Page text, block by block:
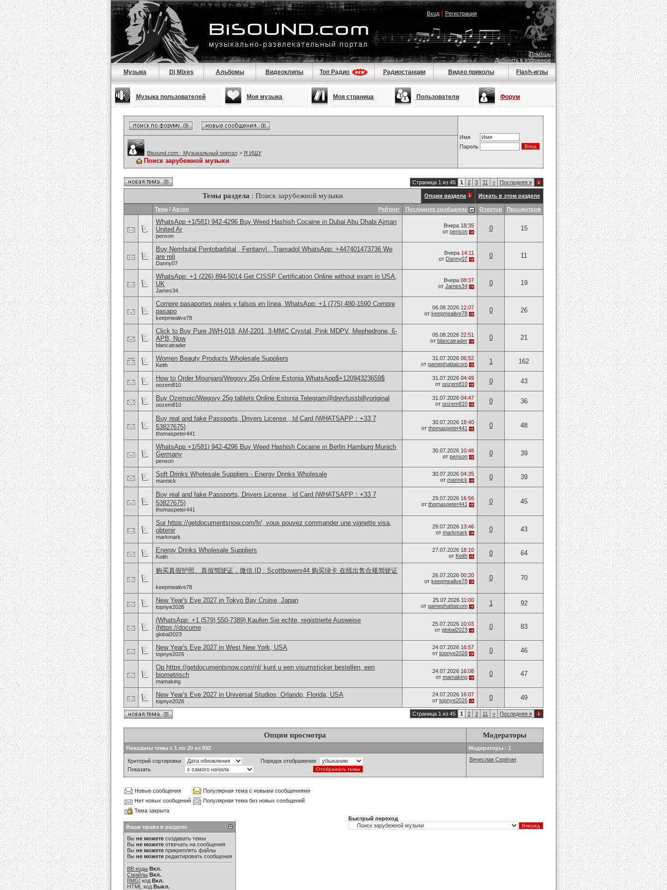
Вход| Регистрация
Помощь
Добавить в избранное
Музыка Dj Mixes Альбомы Видеоклипы Топ Радио Радиостанции Видео приколы Flash-игры
Музыка пользователей Моя музыка Моя страница Пользователи Форум
Имя
Пароль
Bisound.com - Музыкальный портал > Я ИЩУ
Поиск зарубежной музыки
Страница 1 из 45 1 2 3 11 > Последняя »
Темы раздела : Поиск зарубежной музыки Опции раздела Искать в этом разделе
Рейтинг
Тема / Автор Последнее сообщение Ответов Просмотров
WhatsApp +1(581) 942-4296 Buy Weed Hashish Cocaine in Dubai Abu Dhabi Ajman
United Ar
penson
Вчера 18:35
от penson 0 15
Buy Nembutal Pentobarbital , Fentanyl , Tramadol WhatsApp: +447401473736 We
are reli
Danny07
Вчера 14:11
от Danny07 0 11
WhatsApp: +1 (226) 894-5014​ Get CISSP Certification Online without exam in USA,
UK
James34
Вчера 08:37
от James34 0 19
Compre pasaportes reales y falsos en línea, WhatsApp: +1 (775) 480-1590 Compre
pasapo
keepmealive78
06.08.2026 12:07
от keepmealive78 0 26
Click to Buy Pure JWH-018, AM-2201, 3-MMC Crystal, Pink MDPV, Mephedrone, 6-
APB, Now
blancatrader
05.08.2026 22:51
от blancatrader 0 21
Women Beauty Products Wholesale Suppliers
Keith
31.07.2026 06:52
от gamephattaicom 1 162
How to Order Mounjaro/Wegovy 25g Online Estonia WhatsApp$+12094323659$
oozem810
31.07.2026 04:49
от oozem810 0 43
Buy Ozempic/Wegovy 25g tablets Online Estonia Telegram@dreyfussbillyoriginal
oozem810
31.07.2026 04:47
от oozem810 0 36
Buy real and fake Passports, Drivers License , Id Card (WHATSAPP：+33 7
53827675)
thomaspeter441
30.07.2026 18:40
от thomaspeter441 0 48
WhatsApp +1(581) 942-4296 Buy Weed Hashish Cocaine in Berlin Hamburg Munich
Germany
penson
30.07.2026 10:48
от penson 0 39
Soft Drinks Wholesale Suppliers - Energy Drinks Wholesale
mannick
30.07.2026 04:35
от mannick 0 39
Buy real and fake Passports, Drivers License , Id Card (WHATSAPP：+33 7
53827675)
thomaspeter441
29.07.2026 16:56
от thomaspeter441 0 45
Sur https://getdocumentsnow.com/fr/, vous pouvez commander une vignette visa,
obtenir
markmark
29.07.2026 13:46
от markmark 0 43
Energy Drinks Wholesale Suppliers
Keith
27.07.2026 18:10
от Keith 0 64
购买真假护照、真假驾驶证，微信 ID : Scottbowers44 购买绿卡 在线出售合规驾驶证
keepmealive78
26.07.2026 00:20
от keepmealive78 0 70
New Year's Eve 2027 in Tokyo Bay Cruise, Japan
topnye2026
25.07.2026 11:00
от gamephattaicom 1 92
(WhatsApp: +1 (579) 550-7389) Kaufen Sie echte, registrierte Ausweise
(https://docume
global2023
25.07.2026 10:03
от global2023 0 83
New Year's Eve 2027 in West New York, USA
topnye2026
24.07.2026 16:57
от topnye2026 0 46
Op https://getdocumentsnow.com/nl/ kunt u een visumsticker bestellen, een
biometrisch
mamaking
24.07.2026 16:08
от mamaking 0 47
New Year's Eve 2027 in Universal Studios, Orlando, Florida, USA
topnye2026
24.07.2026 16:07
от topnye2026 0 49
Страница 1 из 45 1 2 3 11 > Последняя »
Опции просмотра Модераторы
Показаны темы с 1 по 20 из 892 Модераторы : 1
Критерий сортировки
Порядок отображения
Показать
Вячеслав Серёгин
Новые сообщения
Популярная тема с новыми сообщениями
Нет новых сообщений
Популярная тема без новых сообщений
Тема закрыта
Ваши права в разделе
Вы не можете создавать темы
Вы не можете отвечать на сообщения
Вы не можете прикреплять файлы
Вы не можете редактировать сообщения
BB коды Вкл.
Смайлы Вкл.
[IMG] код Вкл.
HTML код Выкл.
Быстрый переход